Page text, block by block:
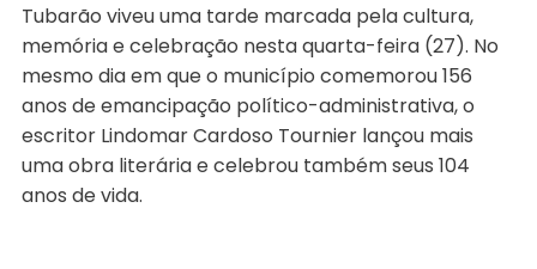
Tubarão viveu uma tarde marcada pela cultura,
memória e celebração nesta quarta-feira (27). No
mesmo dia em que o município comemorou 156
anos de emancipação político-administrativa, o
escritor Lindomar Cardoso Tournier lançou mais
uma obra literária e celebrou também seus 104
anos de vida.